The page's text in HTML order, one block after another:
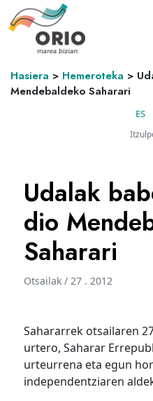
Hasiera > Hemeroteka >
Mendebaldeko Saharari
ES
Udalak
dio
Saharari
Otsailak / 27 . 2012
Sahararrek otsailaren
urtero, Saharar
urteurrena eta egun
independentziaren